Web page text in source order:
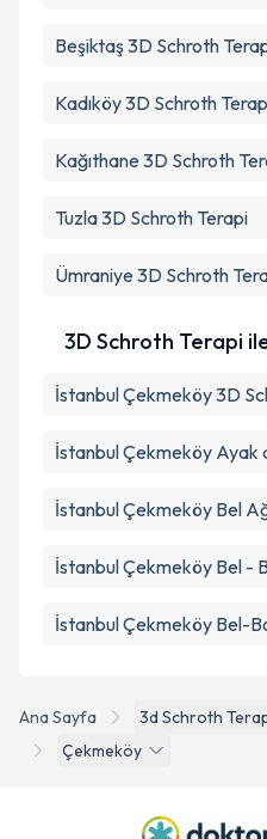
Ana Sayfa 3d Schroth
Çekmeköy
Beşiktaş3D Schroth
Kadıköy3D Schroth
Kağıthane 3D Schroth
Tuzla3D Schroth Terapi
Ümraniye 3D Schroth
3D Schroth Terapi
İstanbul Çekmeköy 3D
İstanbul Çekmeköy Ayak
İstanbul Çekmeköy Bel
İstanbul Çekmeköy Bel -
İstanbul Çekmeköy Bel-